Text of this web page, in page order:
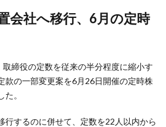
締役の定数を従来の半分程度に縮小す
款の一部変更案を6月26日開催の定時株
。
行するのに併せて、定数を22人以内から